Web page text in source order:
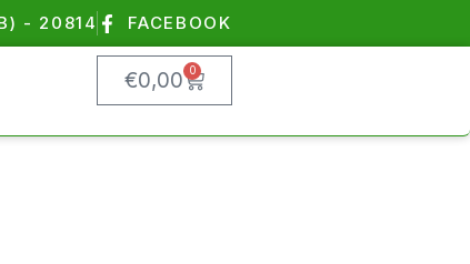
- 20814 FACEBOOK
€0,00 0